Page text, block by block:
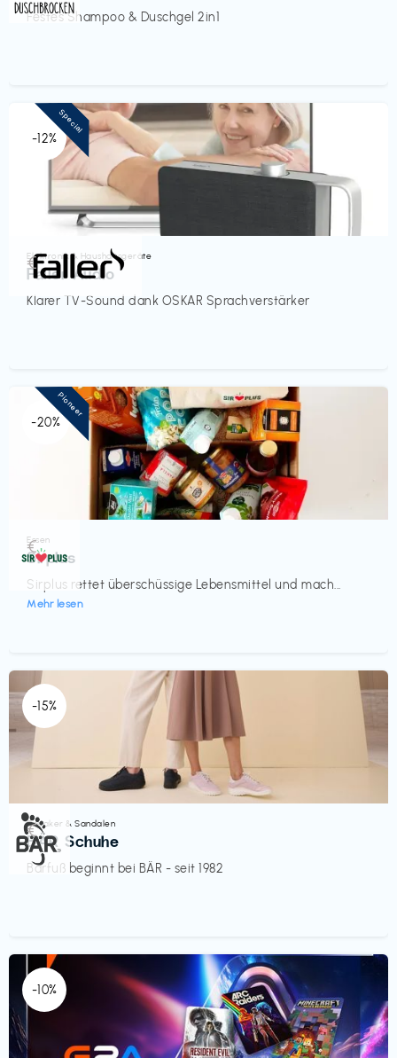
Festes Shampoo & Duschgel 2in1
-12%
Elektronik & Haushaltsgeräte
Faller Audio
Klarer TV-Sound dank OSKAR Sprachverstärker
€‎
Special
-20%
Essen
Sirplus
Sirplus rettet überschüssige Lebensmittel und mach...
Mehr lesen
€‎
Pioneer
-15%
Sneaker & Sandalen
BÄR Schuhe
Barfuß beginnt bei BÄR - seit 1982
€‎
-10%